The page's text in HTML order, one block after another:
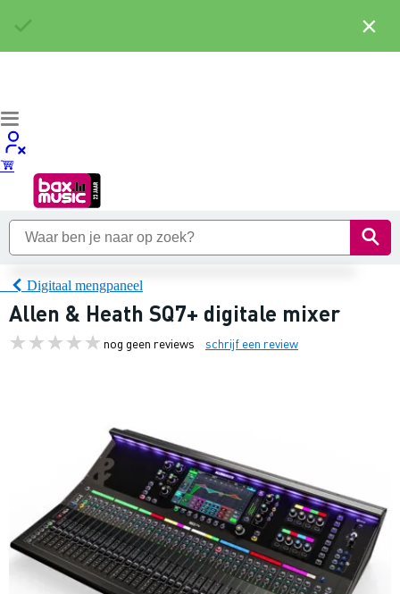
Digitaal mengpaneel
Allen & Heath SQ7+ digitale mixer
nog geen reviews schrijf een review
×